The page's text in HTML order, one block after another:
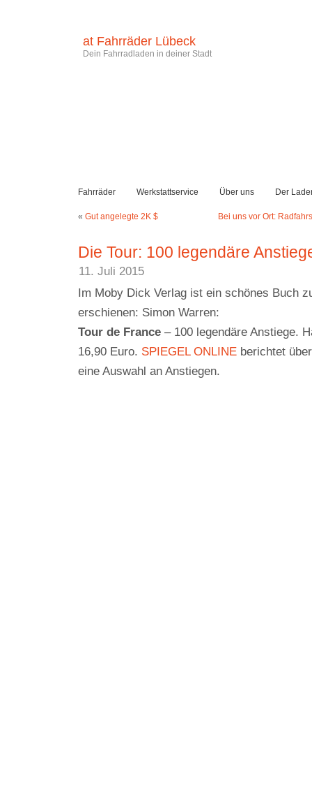
at Fahrräder Lübeck
Dein Fahrradladen in deiner Stadt
Fahrräder Werkstattservice Über uns Der
« Gut angelegte 2K $ Bei uns vor Ort:
Die Tour: 100 legendäre
11. Juli 2015
Im Moby Dick Verlag ist ein schönes Buch
erschienen: Simon Warren:
Tour de France – 100 legendäre Anstiege.
16,90 Euro. SPIEGEL ONLINE berichtet
eine Auswahl an Anstiegen.